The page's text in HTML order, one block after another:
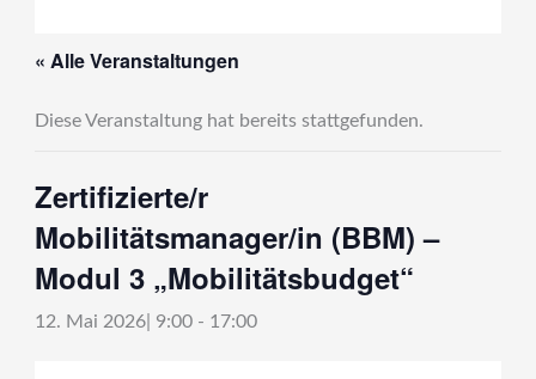
« Alle Veranstaltungen
Diese Veranstaltung hat bereits stattgefunden.
Zertifizierte/r
Mobilitätsmanager/in (BBM) –
Modul 3 „Mobilitätsbudget“
12. Mai 2026| 9:00- 17:00